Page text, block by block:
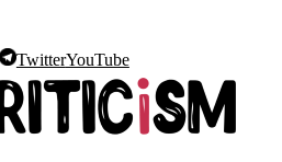
TwitterYouTube